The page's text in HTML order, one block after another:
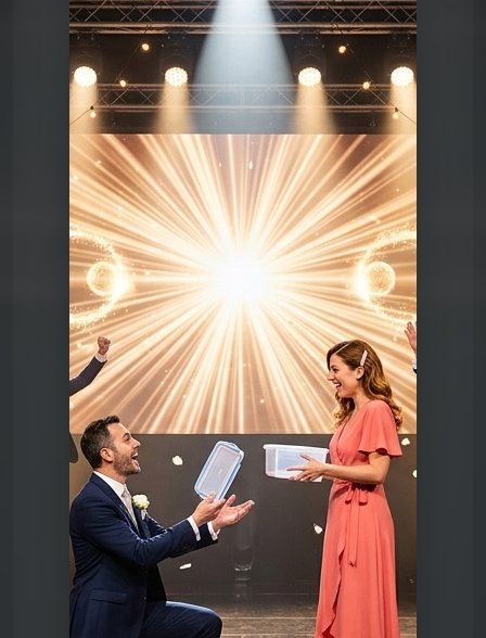
00:00
Chansons du Pschittt
17 Je veux être votre couvercle
Chansons du Pschittt
17 Je veux être votre
couvercle
Chansons du Pschittt 01 Bienvenue à la mairie
Chansons du Pschittt 02 Bonjour c'est bien ici ?
Chansons du Pschittt
03 L'Équipe contre Marie-
Chansons du Pschittt 04 merci qui ?